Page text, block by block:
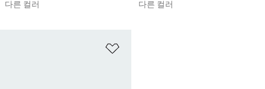
다른 컬러
다른 컬러